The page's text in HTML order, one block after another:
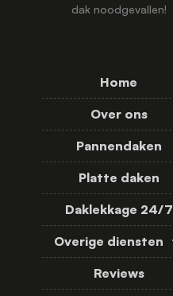
dak noodgevallen!
Home
Over ons
Pannendaken
Platte daken
Daklekkage 24/7
Overige diensten
Reviews